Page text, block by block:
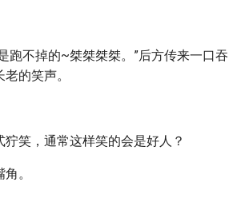
跑不掉的~桀桀桀桀。”后方传来一口吞
的笑声。
笑，通常这样笑的会是好人？
。